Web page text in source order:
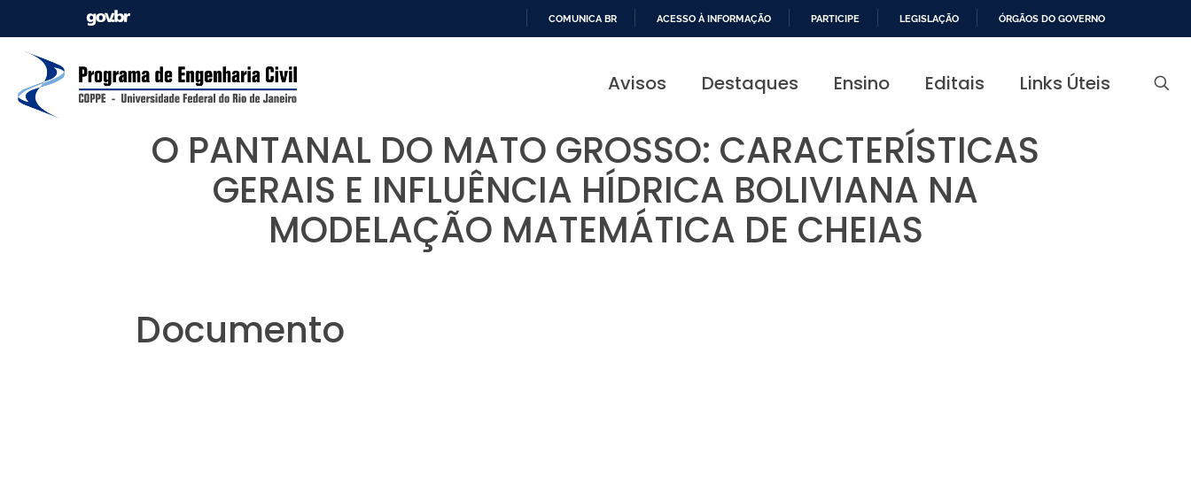
PARA
COMUNICA BR ACESSO À INFORMAÇÃO PARTICIPE LEGISLAÇÃO ÓRGÃOS DO GOVERNO
Avisos Destaques Ensino Editais Links Úteis
O PANTANAL DO MATO GROSSO: CARACTERÍSTICAS
GERAIS E INFLUÊNCIA HÍDRICA BOLIVIANA NA
MODELAÇÃO MATEMÁTICA DE CHEIAS
Documento